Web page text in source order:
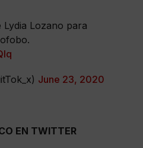
Lozano para
June 23, 2020
EN TWITTER